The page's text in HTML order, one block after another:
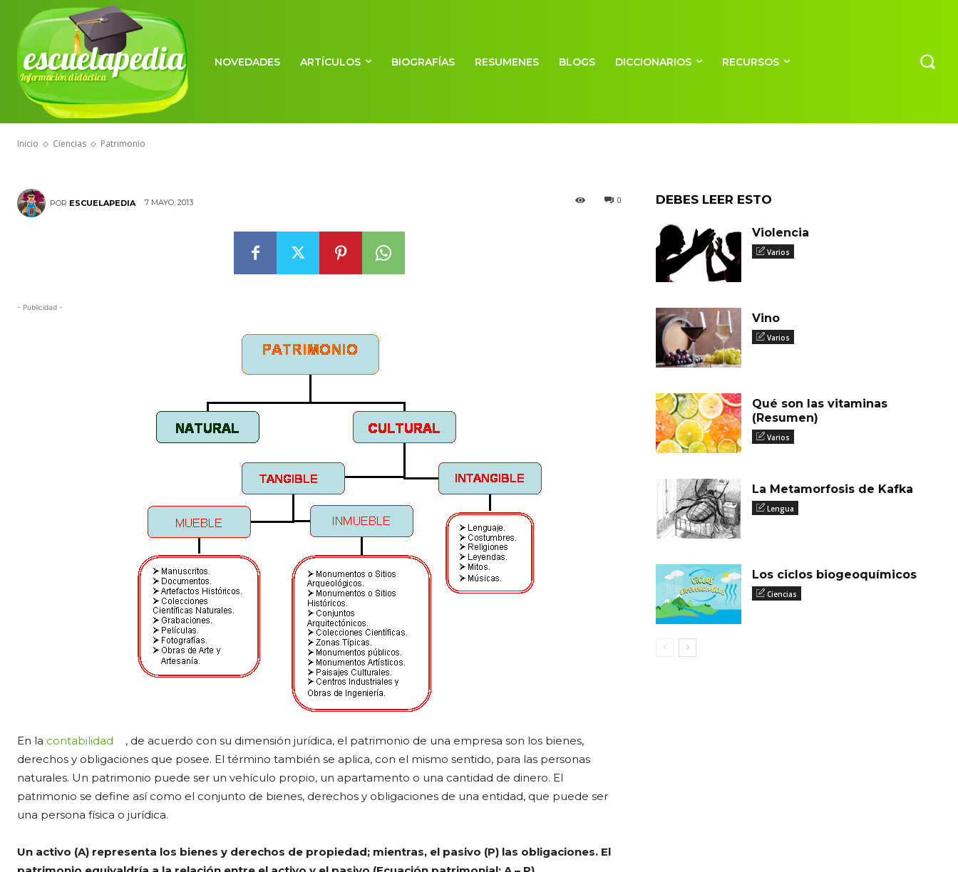
escuelapedia
Información didáctica
NOVEDADES ARTÍCULOS BIOGRAFÍAS RESUMENES BLOGS DICCIONARIOS RECURSOS
Inicio Ciencias Patrimonio
CIENCIAS
Patrimonio
POR ESCUELAPEDIA 7 MAYO, 2013 0
- Publicidad -
En la contabilidad
, de acuerdo con su dimensión jurídica, el patrimonio de una empresa son los bienes,
derechos y obligaciones que posee. El término también se aplica, con el mismo sentido, para las personas
naturales. Un patrimonio puede ser un vehículo propio, un apartamento o una cantidad de dinero. El
patrimonio se define así como el conjunto de bienes, derechos y obligaciones de una entidad, que puede ser
una persona física o jurídica.
Un activo (A) representa los bienes y derechos de propiedad; mientras, el pasivo (P) las obligaciones. El
DEBES LEER ESTO
Violencia
Varios
Vino
Varios
Qué son las vitaminas
(Resumen)
Varios
La Metamorfosis de Kafka
Lengua
Los ciclos biogeoquímicos
Ciencias